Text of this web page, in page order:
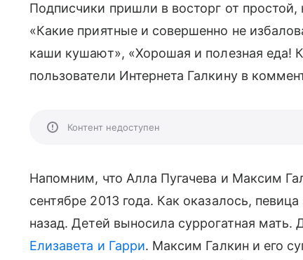
Подписчики пришли в восторг от
«Какие приятные и совершенно не
каши кушают», «Хорошая и полезная еда!
пользователи Интернета Галкину в
Контент недоступен
Напомним, что Алла Пугачева и Максим
сентябре 2013 года. Как оказалось,
назад. Детей выносила суррогатная
Елизавета и Гарри. Максим Галкин и его